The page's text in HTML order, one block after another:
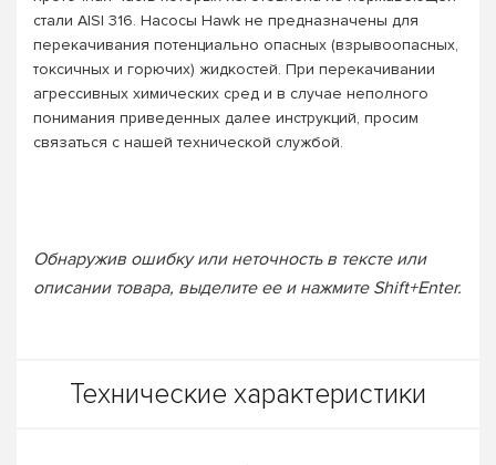
стали AISI 316. Насосы Hawk не предназначены для
перекачивания потенциально опасных (взрывоопасных,
токсичных и горючих) жидкостей. При перекачивании
агрессивных химических сред и в случае неполного
понимания приведенных далее инструкций, просим
связаться с нашей технической службой.
Обнаружив ошибку или неточность в тексте или
описании товара, выделите ее и нажмите Shift+Enter.
Технические характеристики